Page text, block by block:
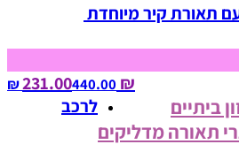
תאורת קיר מיוחדת
₪ 231.00
440.00‏ ₪
ביתיים
תאורה מדליקים
לרכב